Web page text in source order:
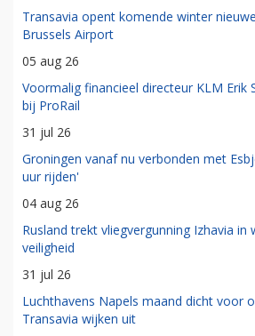
Transavia opent komende winter
Brussels Airport
05 aug 26
Voormalig financieel directeur KLM Erik
bij ProRail
31 jul 26
Groningen vanaf nu verbonden met
uur rijden'
04 aug 26
Rusland trekt vliegvergunning Izhavia in
veiligheid
31 jul 26
Luchthavens Napels maand dicht voor
Transavia wijken uit